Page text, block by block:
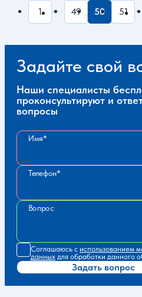
1 49 50 51
Задайте свой
Наши специалисты
проконсультируют и
вопросы
Имя
Телефон
Вопрос
Соглашаюсь с использованием
данных для обработки данного
Задать вопрос